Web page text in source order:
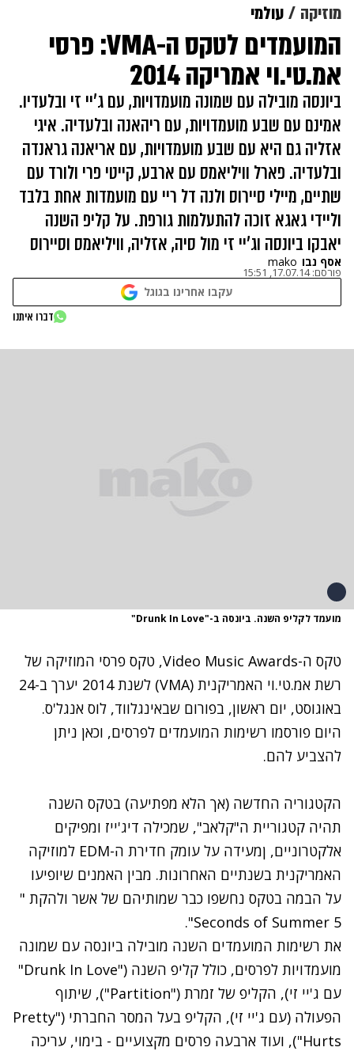
מוזיקה עולמי
המועמדים לטקס ה-VMA: פרסי
אמ.טי.וי אמריקה 2014
ביונסה מובילה עם שמונה מועמדויות, עם ג'יי זי ובלעדיו.
אמינם עם שבע מועמדויות, עם ריהאנה ובלעדיה. איגי
אזליה גם היא עם שבע מועמדויות, עם אריאנה גראנדה
ובלעדיה. פארל וויליאמס עם ארבע, קייטי פרי ולורד עם
שתיים, מיילי סיירוס ולנה דל ריי עם מועמדות אחת בלבד
וליידי גאגא זוכה להתעלמות גורפת. על קליפ השנה
יאבקו ביונסה וג'יי זי מול סיה, אזליה, וויליאמס וסיירוס
אסף נבו mako
פורסם:17.07.14, 15:51
עקבו אחרינו בגוגל
דברו איתנו
מועמד לקליפ השנה. ביונסה ב-"Drunk In Love"
טקס ה-Video Music Awards, טקס פרסי המוזיקה של
רשת אמ.טי.וי האמריקנית (VMA) לשנת 2014 יערך ב-24
באוגוסט, יום ראשון, בפורום שבאינגלווד, לוס אנגל'ס.
היום פורסמו רשימות המועמדים לפרסים, וכאן ניתן
להצביע להם.
הקטגוריה החדשה (אך הלא מפתיעה) בטקס השנה
תהיה קטגוריית ה"קלאב", שמכילה דיג'ייז ומפיקים
אלקטרוניים, ןמעידה על עומק חדירת ה-EDM למוזיקה
האמריקנית בשנתיים האחרונות. מבין האמנים שיופיעו
על הבמה בטקס נחשפו כבר שמותיהם של אשר ולהקת "
5 Seconds of Summer".
את רשימות המועמדים השנה מובילה ביונסה עם שמונה
מועמדויות לפרסים, כולל קליפ השנה ("Drunk In Love"
עם ג'יי זי), הקליפ של זמרת ("Partition"), שיתוף
הפעולה (עם ג'יי זי), הקליפ בעל המסר החברתי ("Pretty
Hurts"), ועוד ארבעה פרסים מקצועיים - בימוי, עריכה